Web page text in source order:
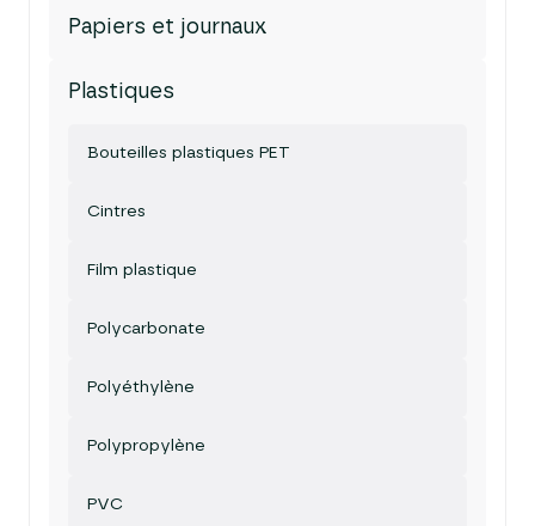
Papiers et journaux
Plastiques
Bouteilles plastiques PET
Cintres
Film plastique
Polycarbonate
Polyéthylène
Polypropylène
PVC